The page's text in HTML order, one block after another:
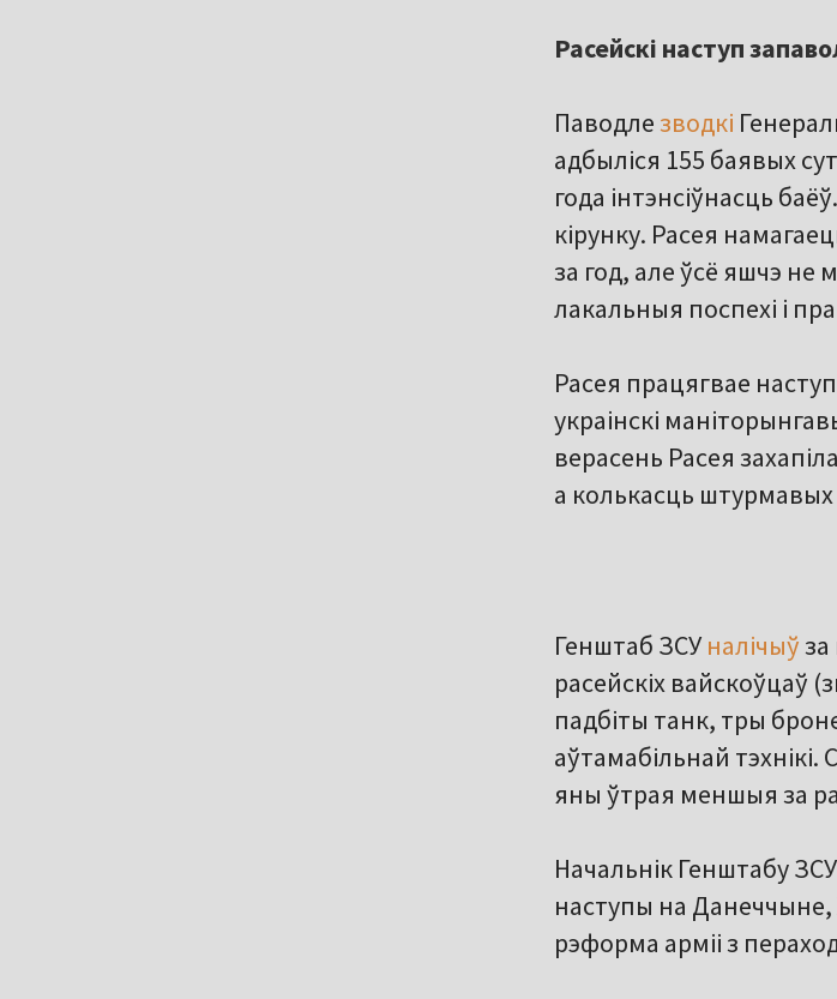
Расейскі наступ
Паводле зводкі
адбыліся 155 баявых
года інтэнсіўнасць
кірунку. Расея
за год, але ўсё яшчэ не
лакальныя поспехі і
Расея працягвае
украінскі
верасень Расея
а колькасць
Генштаб ЗСУ налічыў
расейскіх вайскоўцаў
падбіты танк, тры
аўтамабільнай тэхнікі.
яны ўтрая меншыя за
Начальнік Генштабу ЗСУ
наступы на
рэформа арміі з